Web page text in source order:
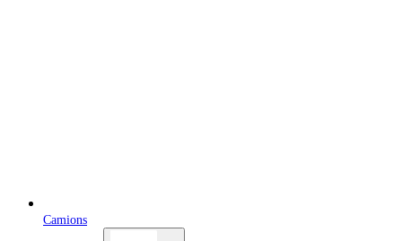
Camions